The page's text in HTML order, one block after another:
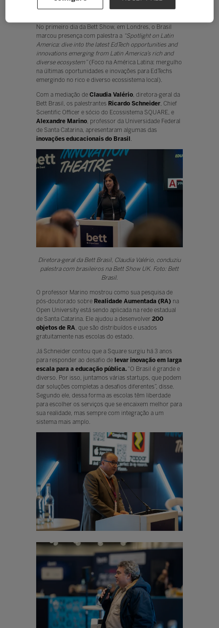
No primeiro dia da Bett Show, em Londres, o Brasil
marcou presença com palestra a “Spotlight on Latin
America: dive into the latest EdTech opportunities and
innovations emerging from Latin America’s rich and
diverse ecosystem”(Foco na América Latina: mergulho
na últimas oportunidades e inovações para EdTechs
emergindo no rico e diverso ecossistema local).
Com a mediação de Claudia Valério, diretora-geral da
Bett Brasil, os palestrantesRicardo Schneider, Chief
Scientific Officer e sócio do Ecossistema SQUARE, e
Alexandre Marino, professor da Universidade Federal
de Santa Catarina, apresentaram algumas das
inovações educacionais do Brasil
Diretora-geral da Bett Brasil, Claudia Valério, conduziu
palestra com brasileiros na Bett Show UK. Foto: Bett
Brasil.
O professor Marino mostrou como sua pesquisa de
pós-doutorado sobre Realidade Aumentada (RA) na
Open University está sendo aplicada na rede estadual
de Santa Catarina. Ele ajudou a desenvolver 200
objetos de RA, que são distribuídos e usados
gratuitamente nas escolas do estado.
Já Schneider contou que a Square surgiu há 3 anos
para responder ao desafio de levar inovação em larga
escala para a educação pública.“O Brasil é grande e
diverso. Por isso, juntamos várias startups, que podem
dar soluções completas a desafios diferentes”, disse.
Segundo ele, dessa forma as escolas têm liberdade
para escolher os serviços que se encaixem melhor para
sua realidade, mas sempre com integração a um
sistema mais amplo.